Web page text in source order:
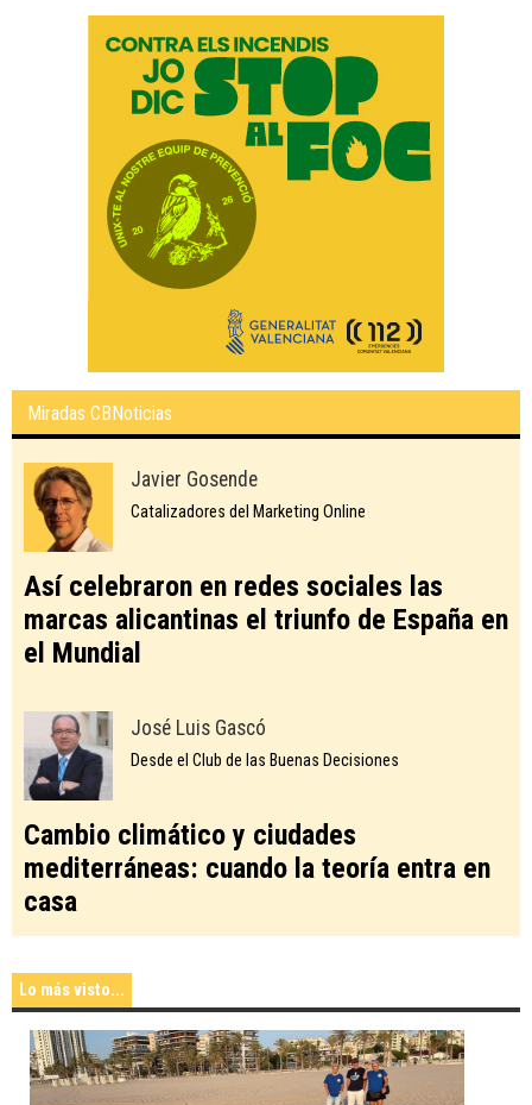
Miradas CBNoticias
Javier Gosende
Catalizadores del Marketing Online
Así celebraron en redes sociales las
marcas alicantinas el triunfo de España en
el Mundial
José Luis Gascó
Desde el Club de las Buenas Decisiones
Cambio climático y ciudades
mediterráneas: cuando la teoría entra en
casa
Lo más visto...